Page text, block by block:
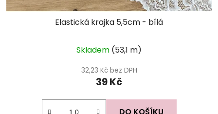
Elastická krajka 5,5cm - bílá
Skladem (53,1 m)
32,23 Kč bez DPH
39 Kč